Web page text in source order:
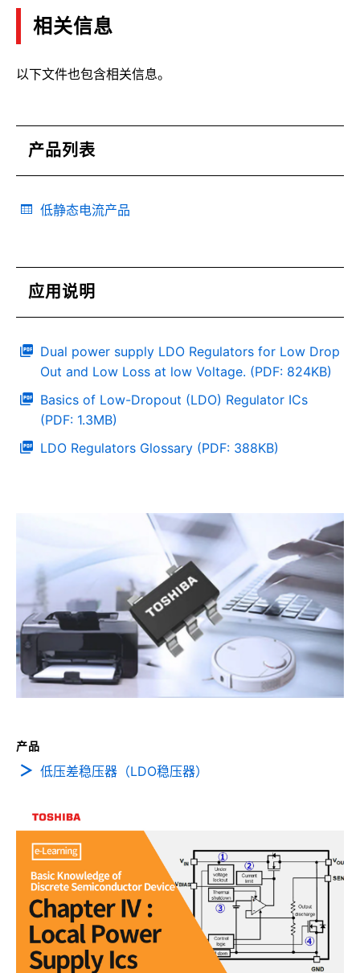
相关信息
以下文件也包含相关信息。
产品列表
低静态电流产品
应用说明
Dual power supply LDO Regulators for Low Drop
Out and Low Loss at low Voltage. (PDF: 824KB)
Basics of Low-Dropout (LDO) Regulator ICs
(PDF: 1.3MB)
LDO Regulators Glossary (PDF: 388KB)
产品
低压差稳压器（LDO稳压器）